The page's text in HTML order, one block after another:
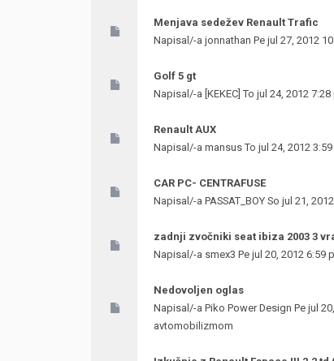
Menjava sedežev Renault Trafic
Napisal/-a jonnathan Pe jul 27, 2012
Golf 5 gt
Napisal/-a [KEKEC] To jul 24, 2012 7:28
Renault AUX
Napisal/-a mansusTo jul 24, 2012
CAR PC- CENTRAFUSE
Napisal/-a PASSAT_BOY So jul 21,
zadnji zvočniki seat ibiza 2003 3
Napisal/-a smex3 Pe jul 20, 2012 6:59
Nedovoljen oglas
Napisal/-a Piko Power Design Pe jul
avtomobilizmom